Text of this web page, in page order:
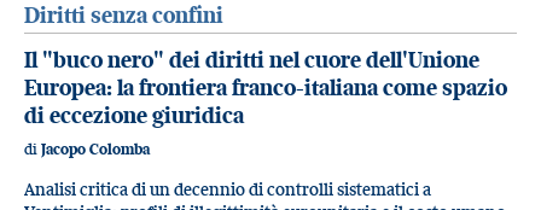
Diritti senza confini
Il "buco nero" dei diritti nel cuore dell'Unione
Europea: la frontiera franco-italiana come spazio
di eccezione giuridica
di Jacopo Colomba
Analisi critica di un decennio di controlli sistematici a